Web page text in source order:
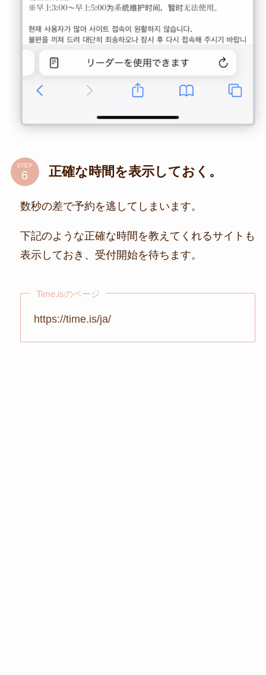
STEP 正確な時間を表示しておく。
数秒の差で予約を逃してしまいます。
下記のような正確な時間を教えてくれるサイトも
表示しておき、受付開始を待ちます。
Time.isのページ
https://time.is/ja/